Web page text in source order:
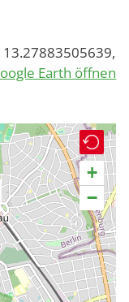
Earth öffnen
+
−